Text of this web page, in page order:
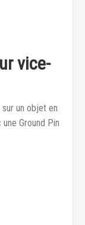
vice-
un objet en
Ground Pin